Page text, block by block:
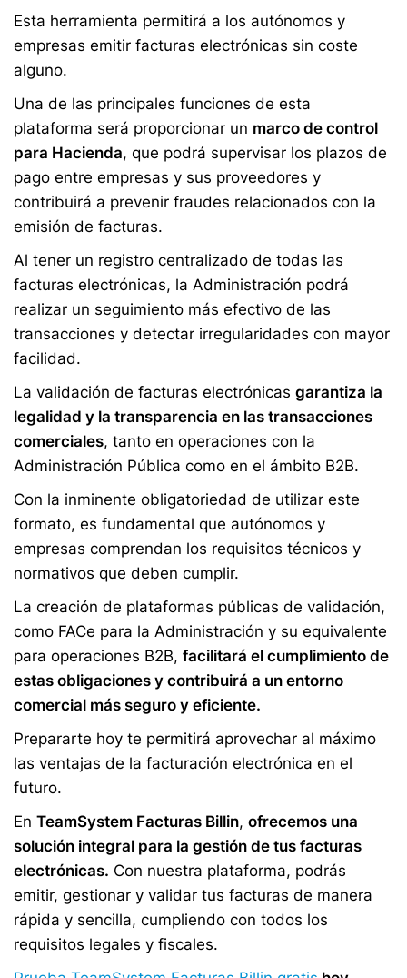
Esta herramienta permitirá a los autónomos y
empresas emitir facturas electrónicas sin coste
alguno.
Una de las principales funciones de esta
plataforma será proporcionar un marco de control
para Hacienda, que podrá supervisar los plazos de
pago entre empresas y sus proveedores y
contribuirá a prevenir fraudes relacionados con la
emisión de facturas.
Al tener un registro centralizado de todas las
facturas electrónicas, la Administración podrá
realizar un seguimiento más efectivo de las
transacciones y detectar irregularidades con mayor
facilidad.
La validación de facturas electrónicas garantiza la
legalidad y la transparencia en las transacciones
comerciales, tanto en operaciones con la
Administración Pública como en el ámbito B2B.
Con la inminente obligatoriedad de utilizar este
formato, es fundamental que autónomos y
empresas comprendan los requisitos técnicos y
normativos que deben cumplir.
La creación de plataformas públicas de validación,
como FACe para la Administración y su equivalente
para operaciones B2B, facilitará el cumplimiento de
estas obligaciones y contribuirá a un entorno
comercial más seguro y eficiente.
Prepararte hoy te permitirá aprovechar al máximo
las ventajas de la facturación electrónica en el
futuro.
En TeamSystem Facturas Billin, ofrecemos una
solución integral para la gestión de tus facturas
electrónicas. Con nuestra plataforma, podrás
emitir, gestionar y validar tus facturas de manera
rápida y sencilla, cumpliendo con todos los
requisitos legales y fiscales.